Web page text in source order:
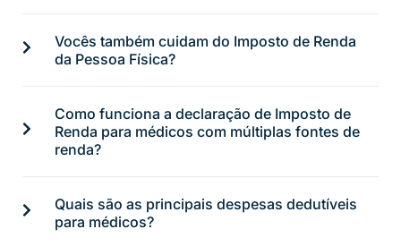
Vocês também cuidam do Imposto de Renda
da Pessoa Física?
Como funciona a declaração de Imposto de
Renda para médicos com múltiplas fontes de
renda?
Quais são as principais despesas dedutíveis
para médicos?